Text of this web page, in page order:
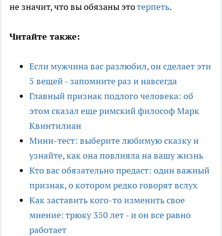
не значит, что вы обязаны этотерпеть.
Читайте также:
Если мужчина вас разлюбил, он сделает эти
5 вещей - запомните раз и навсегда
Главный признак подлого человека: об
этом сказал еще римский философ Марк
Квинтилиан
Мини-тест: выберите любимую сказку и
узнайте, как она повлияла на вашу жизнь
Кто вас обязательно предаст: один важный
признак, о котором редко говорят вслух
Как заставить кого-то изменить свое
мнение: трюку 350 лет - и он все равно
работает